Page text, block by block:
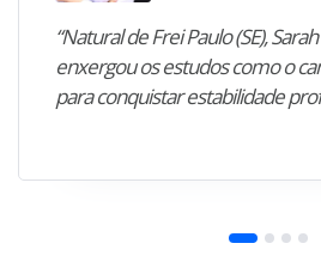
“Natural de Frei Paulo (SE),
enxergou os estudos como o
para conquistar estabilidade